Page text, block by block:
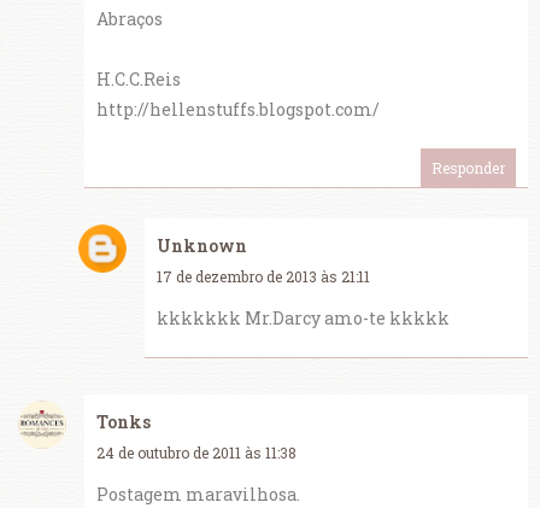
Abraços
H.C.C.Reis
http://hellenstuffs.blogspot.com/
Responder
Unknown
17 de dezembro de 2013 às 21:11
kkkkkkk Mr.Darcy amo-te kkkkk
Tonks
24 de outubro de 2011 às 11:38
Postagem maravilhosa.